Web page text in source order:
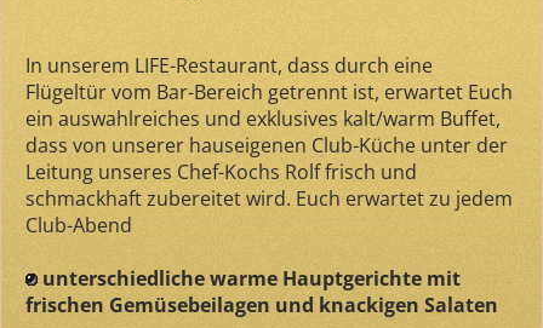
In unserem LIFE-Restaurant, dass durch eine
Flügeltür vom Bar-Bereich getrennt ist, erwartet Euch
ein auswahlreiches und exklusives kalt/warm Buffet,
dass von unserer hauseigenen Club-Küche unter der
Leitung unseres Chef-Kochs Rolf frisch und
schmackhaft zubereitet wird. Euch erwartet zu jedem
Club-Abend
unterschiedliche warme Hauptgerichte mit
frischen Gemüsebeilagen und knackigen Salaten